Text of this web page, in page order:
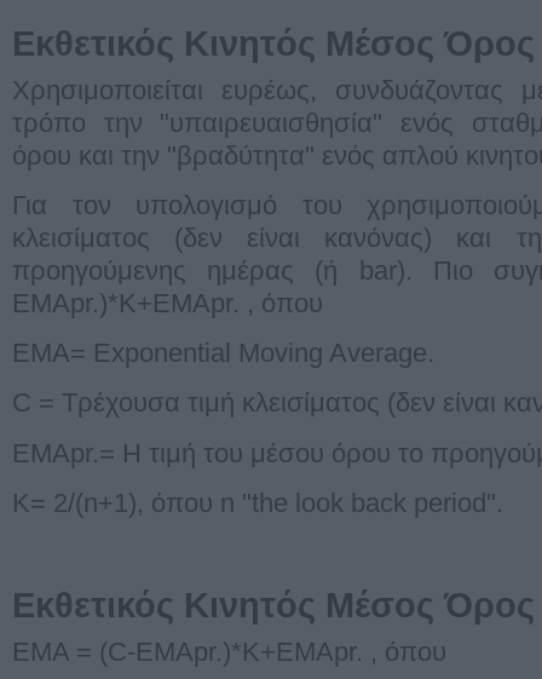
Εκθετικός Κινητός Μέσος
Χρησιμοποιείται ευρέως, συνδυάζοντας
τρόπο την "υπαιρευαισθησία" ενός
όρου και την "βραδύτητα" ενός απλού
Για τον υπολογισμό του
κλεισίματος (δεν είναι κανόνας)
προηγούμενης ημέρας (ή bar). Πιο
EMApr.)*K+EMApr. , όπου
EMA= Exponential Moving Average.
C = Τρέχουσα τιμή κλεισίματος (δεν είναι
EMApr.= Η τιμή του μέσου όρου το
K= 2/(n+1), όπου n "the look back period".
Εκθετικός Κινητός Μέσος
ΕΜΑ = (C-EMApr.)*K+EMApr. , όπου